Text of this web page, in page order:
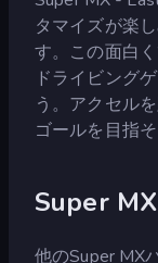
タマイズが楽
す。この面白
ドライビング
う。アクセル
ゴールを目指
Super
他のSuper MX